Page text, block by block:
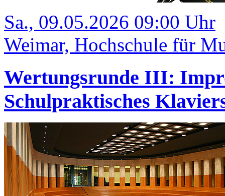
Sa., 09.05.2026 09:00 Uhr
Weimar, Hochschule für
Wertungsrunde III:
Schulpraktisches